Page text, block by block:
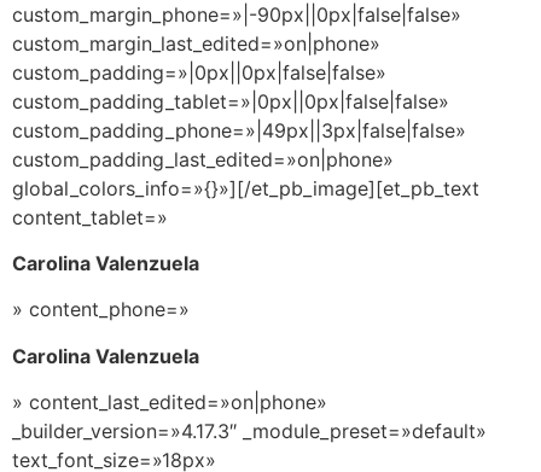
custom_margin_phone=»|-90px||0px|false|false»
custom_margin_last_edited=»on|phone»
custom_padding=»|0px||0px|false|false»
custom_padding_tablet=»|0px||0px|false|false»
custom_padding_phone=»|49px||3px|false|false»
custom_padding_last_edited=»on|phone»
global_colors_info=»{}»][/et_pb_image][et_pb_text
content_tablet=»
Carolina Valenzuela
» content_phone=»
Carolina Valenzuela
» content_last_edited=»on|phone»
_builder_version=»4.17.3″ _module_preset=»default»
text_font_size=»18px»